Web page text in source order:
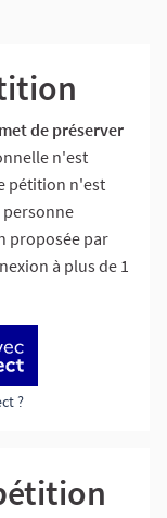
de préserver
n'est
pétition n'est
personne
proposée par
à plus de 1
?